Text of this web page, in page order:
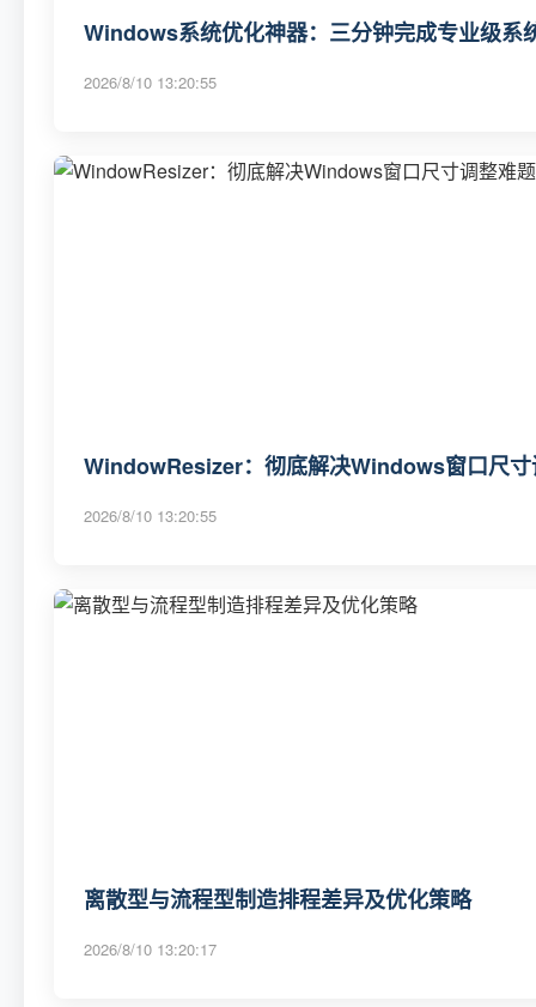
Windows系统优化神器：三分钟完成专业级系
2026/8/10 13:20:55
WindowResizer：彻底解决Windows窗口尺
2026/8/10 13:20:55
离散型与流程型制造排程差异及优化策略
2026/8/10 13:20:17